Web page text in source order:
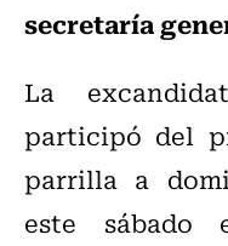
secretaría
La
participó del
parrilla a
este sábado